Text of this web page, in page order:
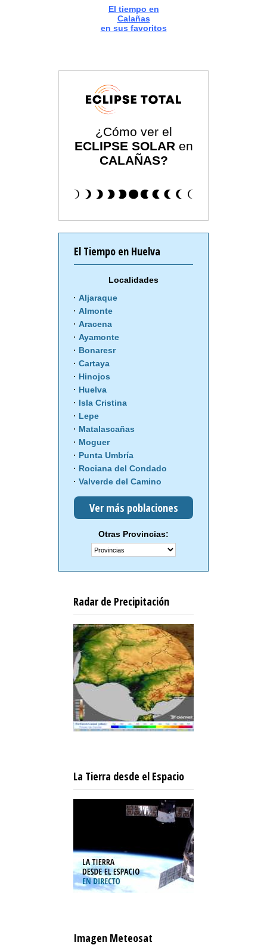
El tiempo en
Calañas
en sus favoritos
¿Cómo ver el
ECLIPSE SOLAR en
CALAÑAS?
El Tiempo en Huelva
Localidades
Aljaraque
Almonte
Aracena
Ayamonte
Bonaresr
Cartaya
Hinojos
Huelva
Isla Cristina
Lepe
Matalascañas
Moguer
Punta Umbría
Rociana del Condado
Valverde del Camino
Ver más poblaciones
Otras Provincias:
Radar de Precipitación
La Tierra desde el Espacio
Imagen Meteosat